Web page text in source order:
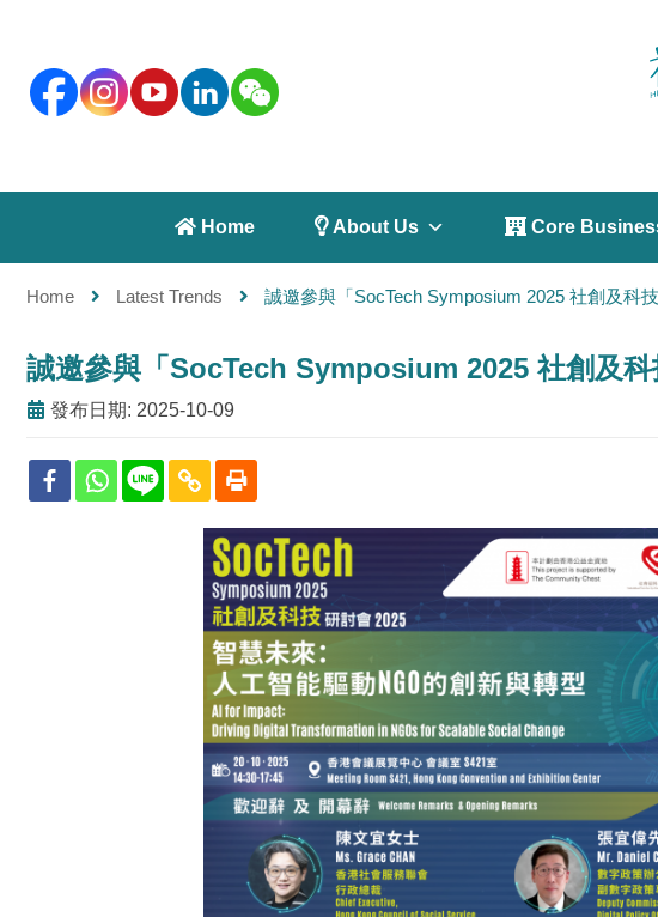
 Home  About Us  Core
Home Latest Trends 誠邀參與「SocTech Symposium 2025 社創及科技
誠邀參與「SocTech Symposium 2025 社創及科
發布日期: 2025-10-09